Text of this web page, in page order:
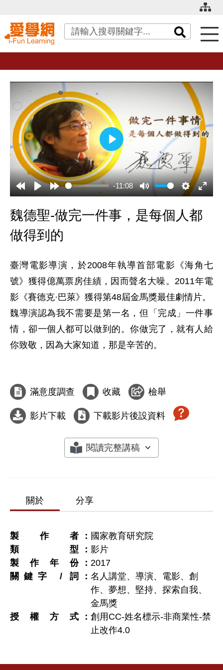
關鍵字搜尋
-11:08
播
放
魏德聖-做完一件事，是每個人都
做得到的
臺灣電影導演，於2008年執導首部電影《海角七
號》獲得億萬票房佳績，因而聲名大噪。2011年電
影《賽德克·巴萊》獲得第48屆金馬獎最佳劇情片。
魏導演認為我不需要是第一名，但「完成」一件事
情，卻一個人都可以做到的。你做完了，就有人給
你致敬，因為大家知道，那是辛苦的。
滿意度調查 收藏 檢舉
影片下載 下載影片後設資料
閱讀完整講稿
關於 分享
製作者
國家教育研究院
類型
影片
製作年份
2017
關鍵字 / 詞
名人講堂、導演、電影、創
作、夢想、堅持、探索自我、
金馬獎
授權方式
創用CC-姓名標示-非商業性-禁
止改作4.0